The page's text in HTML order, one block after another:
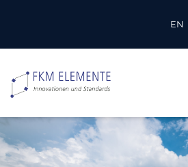
EN